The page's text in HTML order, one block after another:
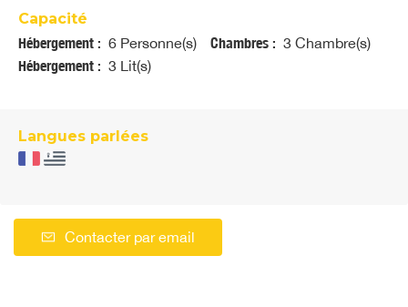
Capacité
Hébergement : 6 Personne(s) Chambres : 3 Chambre(s)
Hébergement : 3 Lit(s)
Langues parlées
Contacter par email